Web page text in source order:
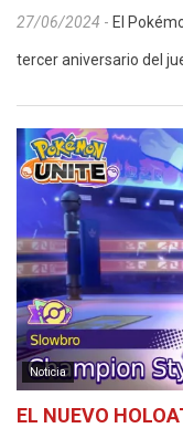
27/06/2024 - El
tercer aniversario del
Noticia
EL NUEVO